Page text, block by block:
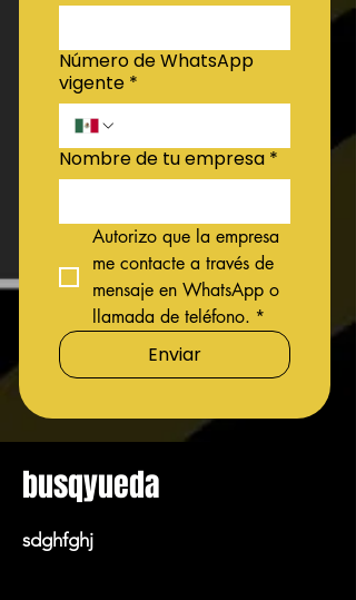
Número de WhatsApp
vigente *
Nombre de tu empresa *
Autorizo que la empresa
me contacte a través de
mensaje en WhatsApp o
llamada de teléfono. *
Enviar
busqyueda
sdghfghj